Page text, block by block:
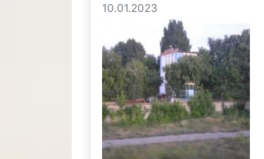
10.01.2023